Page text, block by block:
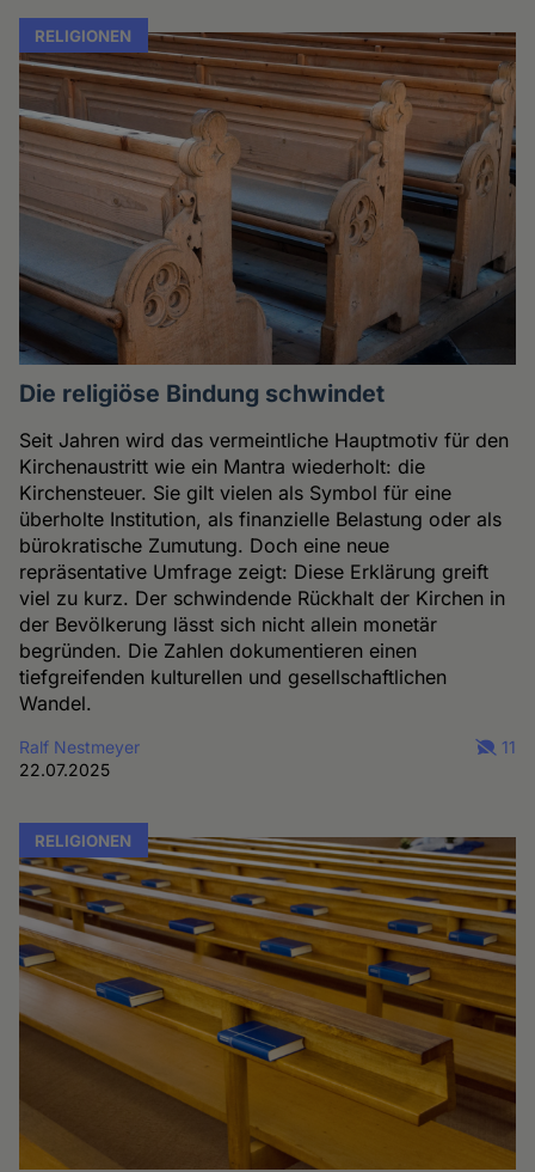
RELIGIONEN
Die religiöse Bindung schwindet
Seit Jahren wird das vermeintliche Hauptmotiv für den
Kirchenaustritt wie ein Mantra wiederholt: die
Kirchensteuer. Sie gilt vielen als Symbol für eine
überholte Institution, als finanzielle Belastung oder als
bürokratische Zumutung. Doch eine neue
repräsentative Umfrage zeigt: Diese Erklärung greift
viel zu kurz. Der schwindende Rückhalt der Kirchen in
der Bevölkerung lässt sich nicht allein monetär
begründen. Die Zahlen dokumentieren einen
tiefgreifenden kulturellen und gesellschaftlichen
Wandel.
Ralf Nestmeyer
22.07.2025
11
RELIGIONEN